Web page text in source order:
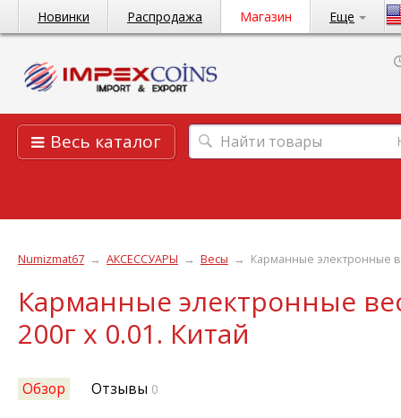
Новинки Распродажа Магазин Еще
Весь каталог
Numizmat67 → АКСЕССУАРЫ → Весы → Карманные электронные
Карманные электронные
200г х 0.01. Китай
Обзор Отзывы 0